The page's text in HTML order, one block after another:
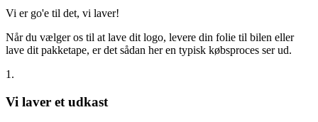
Vi er go'e til det, vi laver!
Når du vælger os til at lave dit logo, levere din folie til bilen eller
lave dit pakketape, er det sådan her en typisk købsproces ser ud.
1.
Vi laver et udkast